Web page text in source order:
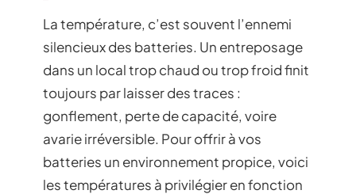
La température, c’est souvent l’ennemi
silencieux des batteries. Un entreposage
dans un local trop chaud ou trop froid finit
toujours par laisser des traces :
gonflement, perte de capacité, voire
avarie irréversible. Pour offrir à vos
batteries un environnement propice, voici
les températures à privilégier en fonction